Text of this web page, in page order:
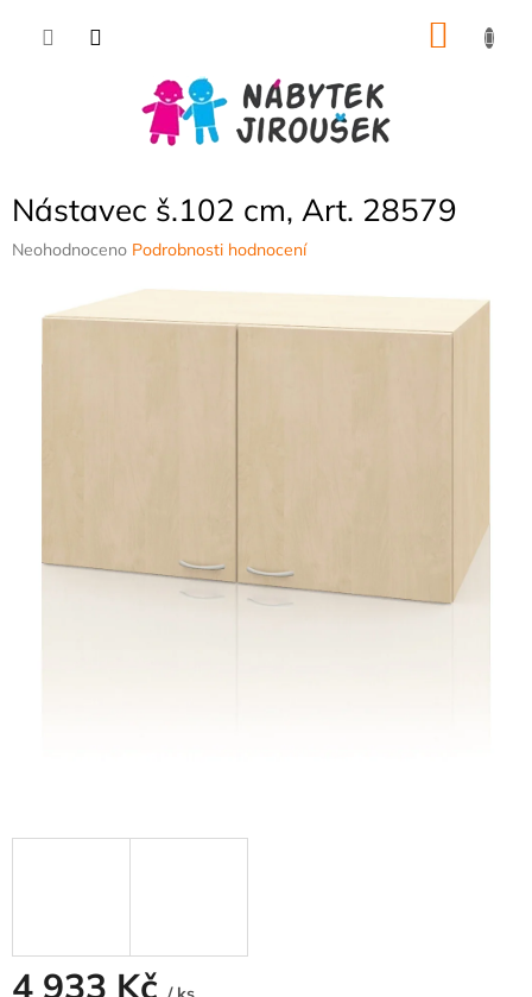
Nástavec š.102 cm, Art. 28579
Průměrné
Neohodnoceno Podrobnosti hodnocení
4 933 Kč